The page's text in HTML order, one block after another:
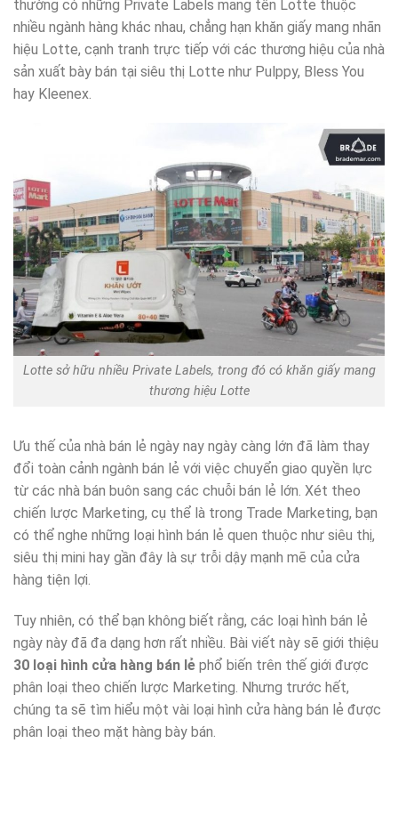
thường có những Private Labels mang tên Lotte thuộc
nhiều ngành hàng khác nhau, chẳng hạn khăn giấy mang nhãn
hiệu Lotte, cạnh tranh trực tiếp với các thương hiệu của nhà
sản xuất bày bán tại siêu thị Lotte như Pulppy, Bless You
hay Kleenex.
Lotte sở hữu nhiều Private Labels, trong đó có khăn giấy mang
thương hiệu Lotte
Ưu thế của nhà bán lẻ ngày nay ngày càng lớn đã làm thay
đổi toàn cảnh ngành bán lẻ với việc chuyển giao quyền lực
từ các nhà bán buôn sang các chuỗi bán lẻ lớn. Xét theo
chiến lược Marketing, cụ thể là trong Trade Marketing, bạn
có thể nghe những loại hình bán lẻ quen thuộc như siêu thị,
siêu thị mini hay gần đây là sự trỗi dậy mạnh mẽ của cửa
hàng tiện lợi.
Tuy nhiên, có thể bạn không biết rằng, các loại hình bán lẻ
ngày này đã đa dạng hơn rất nhiều. Bài viết này sẽ giới thiệu
30 loại hình cửa hàng bán lẻ phổ biến trên thế giới được
phân loại theo chiến lược Marketing. Nhưng trước hết,
chúng ta sẽ tìm hiểu một vài loại hình cửa hàng bán lẻ được
phân loại theo mặt hàng bày bán.